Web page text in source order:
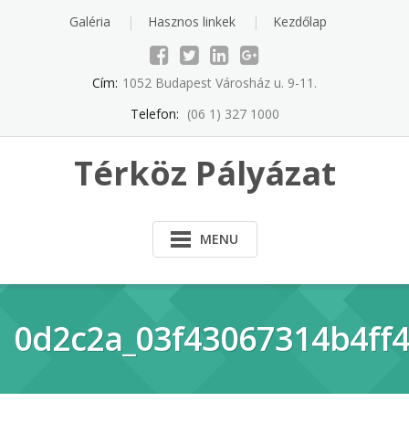
Galéria Hasznos linkek Kezdőlap
Cím: 1052 Budapest Városház u. 9-11.
Telefon: (06 1) 327 1000
Térköz Pályázat
MENU